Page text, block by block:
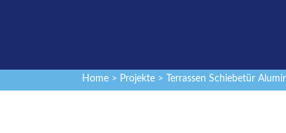
Home > Projekte > Terrassen Schiebetür